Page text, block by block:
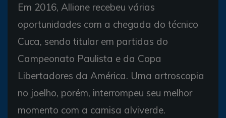
Em 2016, Allione recebeu várias
oportunidades com a chegada do técnico
Cuca, sendo titular em partidas do
Campeonato Paulista e da Copa
Libertadores da América. Uma artroscopia
no joelho, porém, interrompeu seu melhor
momento com a camisa alviverde.